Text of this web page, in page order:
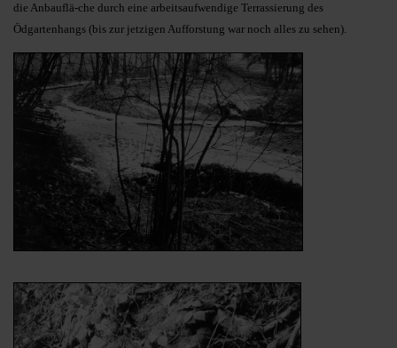
die Anbauflä-che durch eine arbeitsaufwendige Terrassierung des
Ödgartenhangs (bis zur jetzigen Aufforstung war noch alles zu sehen).